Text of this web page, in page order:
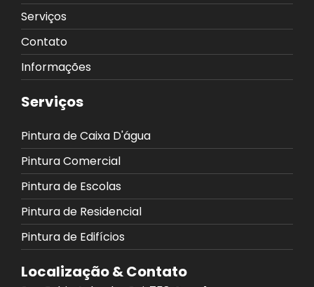
Serviços
Contato
Informações
Serviços
Pintura de Caixa D'água
Pintura Comercial
Pintura de Escolas
Pintura de Residencial
Pintura de Edifícios
Localização & Contato